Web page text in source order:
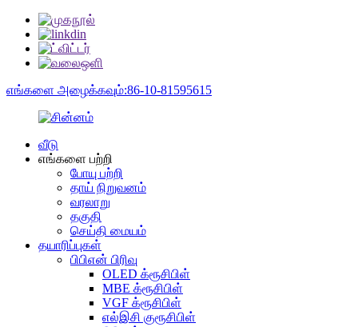
எங்களை அழைக்கவும்:86-10-81595615
வீடு
எங்களை பற்றி
போயு பற்றி
தாய் நிறுவனம்
வரலாறு
தகுதி
செய்தி மையம்
தயாரிப்புகள்
பிபிஎன் பிரிவு
OLED க்ரூசிபிள்
MBE க்ரூசிபிள்
VGF க்ரூசிபிள்
எல்இசி குரூசிபிள்